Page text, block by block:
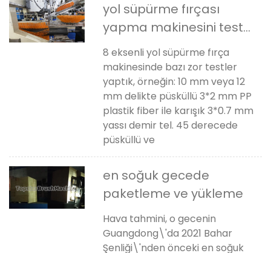
yol süpürme fırçası
yapma makinesini test
edin
8 eksenli yol süpürme fırça
makinesinde bazı zor testler
yaptık, örneğin: 10 mm veya 12
mm delikte püsküllü 3*2 mm PP
plastik fiber ile karışık 3*0.7 mm
yassı demir tel. 45 derecede
püsküllü ve
en soğuk gecede
paketleme ve yükleme
Hava tahmini, o gecenin
Guangdong\'da 2021 Bahar
Şenliği\'nden önceki en soğuk